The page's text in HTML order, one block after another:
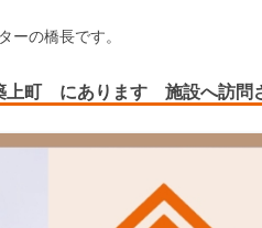
ーの橋長です。
上町 にあります 施設へ訪問